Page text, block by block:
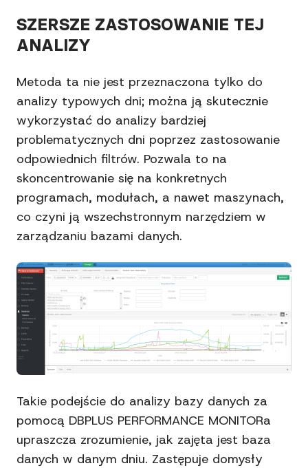
SZERSZE ZASTOSOWANIE TEJ
ANALIZY
Metoda ta nie jest przeznaczona tylko do
analizy typowych dni; można ją skutecznie
wykorzystać do analizy bardziej
problematycznych dni poprzez zastosowanie
odpowiednich filtrów. Pozwala to na
skoncentrowanie się na konkretnych
programach, modułach, a nawet maszynach,
co czyni ją wszechstronnym narzędziem w
zarządzaniu bazami danych.
Takie podejście do analizy bazy danych za
pomocą DBPLUS PERFORMANCE MONITORa
upraszcza zrozumienie, jak zajęta jest baza
danych w danym dniu. Zastępuje domysły